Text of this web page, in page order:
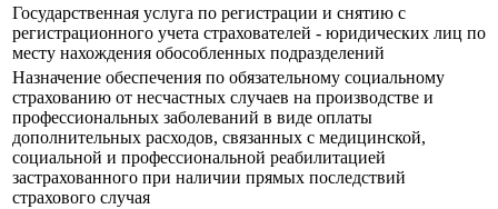
Государственная услуга по регистрации и снятию с
регистрационного учета страхователей - юридических лиц по
месту нахождения обособленных подразделений
Назначение обеспечения по обязательному социальному
страхованию от несчастных случаев на производстве и
профессиональных заболеваний в виде оплаты
дополнительных расходов, связанных с медицинской,
социальной и профессиональной реабилитацией
застрахованного при наличии прямых последствий
страхового случая